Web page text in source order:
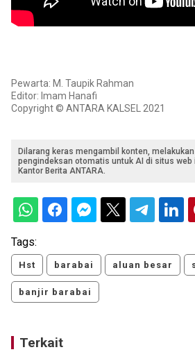
Pewarta: M. Taupik Rahman
Editor: Imam Hanafi
Copyright © ANTARA KALSEL 2021
Dilarang keras mengambil konten,
pengindeksan otomatis untuk AI di situs
Kantor Berita ANTARA.
Tags:
Hst barabai aluan besar
banjir barabai
Terkait